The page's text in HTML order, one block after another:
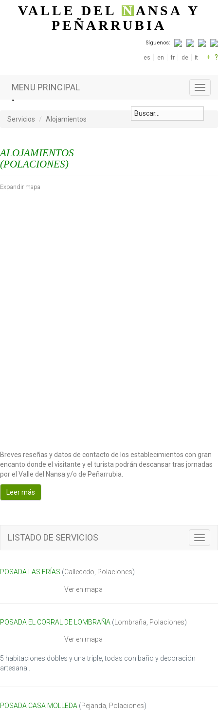
Pasar al contenido principal
VALLE DELNANSA Y
PEÑARRUBIA
Síguenos:
es en fr de it + ?
MENU PRINCIPAL
Servicios Alojamientos
ALOJAMIENTOS
(POLACIONES)
Expandir mapa
Breves reseñas y datos de contacto de los establecimientos con gran
encanto donde el visitante y el turista podrán descansar tras jornadas
por el Valle del Nansa y/o de Peñarrubia.
Leer más
LISTADO DE SERVICIOS
POSADA LAS ERÍAS (Callecedo, Polaciones)
Ver en mapa
POSADA EL CORRAL DE LOMBRAÑA ( Lombraña Polaciones)
Ver en mapa
5 habitaciones dobles y una triple, todas con baño y decoración
artesanal.
POSADA CASA MOLLEDA (Pejanda Polaciones)